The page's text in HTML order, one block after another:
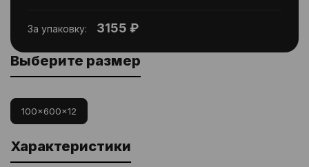
За упаковку: 3155 ₽
Выберите размер
100x600x12
Характеристики